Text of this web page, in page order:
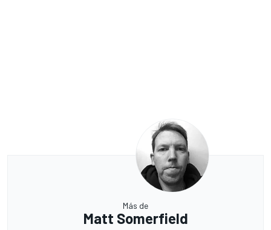
Más de
Matt Somerfield